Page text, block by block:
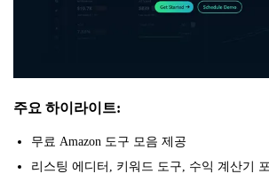
주요 하이라이트:
무료 Amazon 도구 모음 제공
리스팅 에디터, 키워드 도구, 수익 계산기